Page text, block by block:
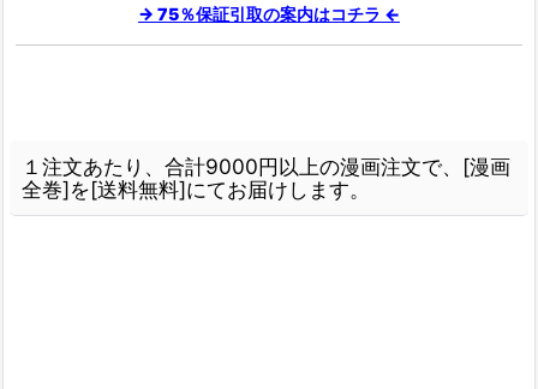
→ 75％保証引取の案内はコチラ ←
１注文あたり、合計9000円以上の漫画注文で、[漫画
全巻]を[送料無料]にてお届けします。